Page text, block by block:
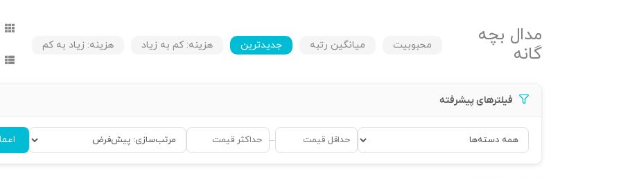
مدال بچه
گانه
محبوبیت میانگین رتبه جدیدترین هزینه: کم به زیاد هزینه: زیاد به کم
فیلترهای پیشرفته
–